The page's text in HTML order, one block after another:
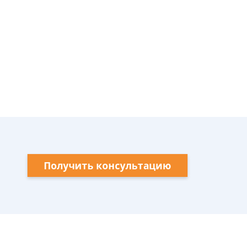
Получить консультацию